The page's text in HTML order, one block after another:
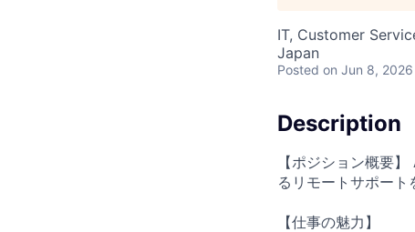
IT, Customer
Japan
Posted on Jun 8, 2026
Description
【ポジション概要
るリモートサポート
【仕事の魅力】